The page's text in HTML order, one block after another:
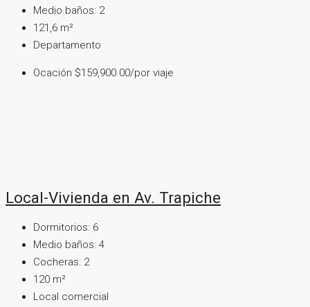
Medio baños: 2
121,6 m²
Departamento
Ocación $159,900.00/por viaje
Local-Vivienda en Av. Trapiche
Dormitorios: 6
Medio baños: 4
Cocheras: 2
120 m²
Local comercial